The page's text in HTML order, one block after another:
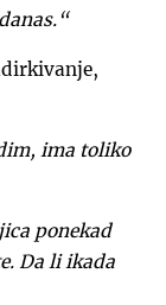
ima toliko
ponekad
Da li ikada